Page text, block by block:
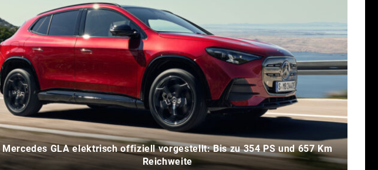
Mercedes GLA elektrisch offiziell vorgestellt: Bis zu 354 PS und 657 Km
Reichweite